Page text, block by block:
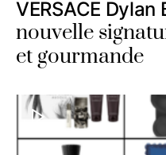
VERSACE Dylan
nouvelle
et gourmande